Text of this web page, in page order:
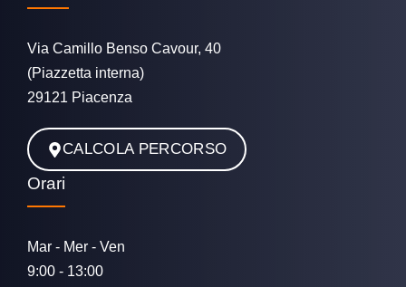
Via Camillo Benso Cavour, 40
(Piazzetta interna)
29121 Piacenza
CALCOLA PERCORSO
Orari
Mar - Mer - Ven
9:00 - 13:00